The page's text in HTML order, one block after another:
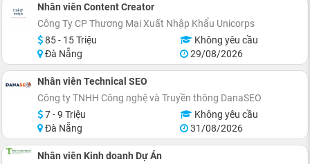
Nhân viên Content Creator
Công Ty CP Thương Mại Xuất Nhập Khẩu Unicorps
85 - 15 Triệu
Không yêu cầu
Đà Nẵng
29/08/2026
Nhân viên Technical SEO
Công ty TNHH Công nghệ và Truyền thông DanaSEO
7 - 9 Triệu
Không yêu cầu
Đà Nẵng
31/08/2026
Nhân viên Kinh doanh Dự Án